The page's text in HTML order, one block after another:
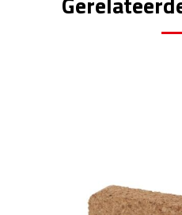
Auto luchtverfrissers